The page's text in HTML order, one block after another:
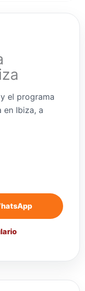
el programa
en Ibiza, a